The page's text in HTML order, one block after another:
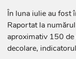
În luna iulie au fost
Raportat la
aproximativ 150 de
decolare,